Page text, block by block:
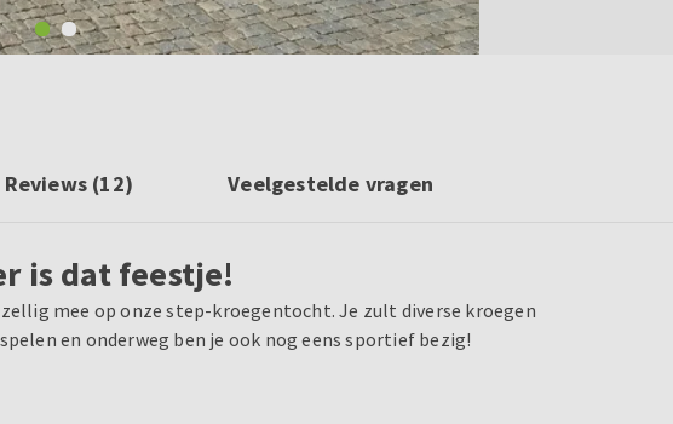
Reviews (12) Veelgestelde vragen
is dat feestje!
mee op onze step-kroegentocht. Je zult diverse kroegen
en onderweg ben je ook nog eens sportief bezig!